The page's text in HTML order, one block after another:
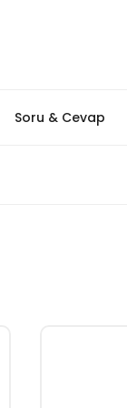
Soru & Cevap